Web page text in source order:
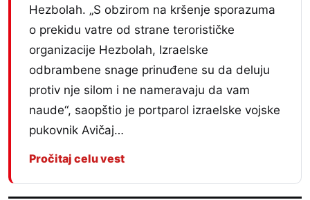
Hezbolah. „S obzirom na kršenje sporazuma
o prekidu vatre od strane terorističke
organizacije Hezbolah, Izraelske
odbrambene snage prinuđene su da deluju
protiv nje silom i ne nameravaju da vam
naude“, saopštio je portparol izraelske vojske
pukovnik Avičaj…
Pročitaj celu vest